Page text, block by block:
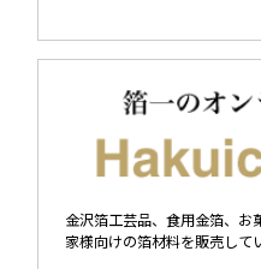
金沢箔工芸品、食用金箔、
家様向けの箔材料を販売して